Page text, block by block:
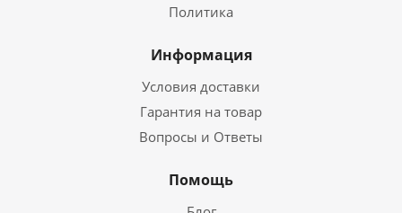
Политика
Информация
Условия доставки
Гарантия на товар
Вопросы и Ответы
Помощь